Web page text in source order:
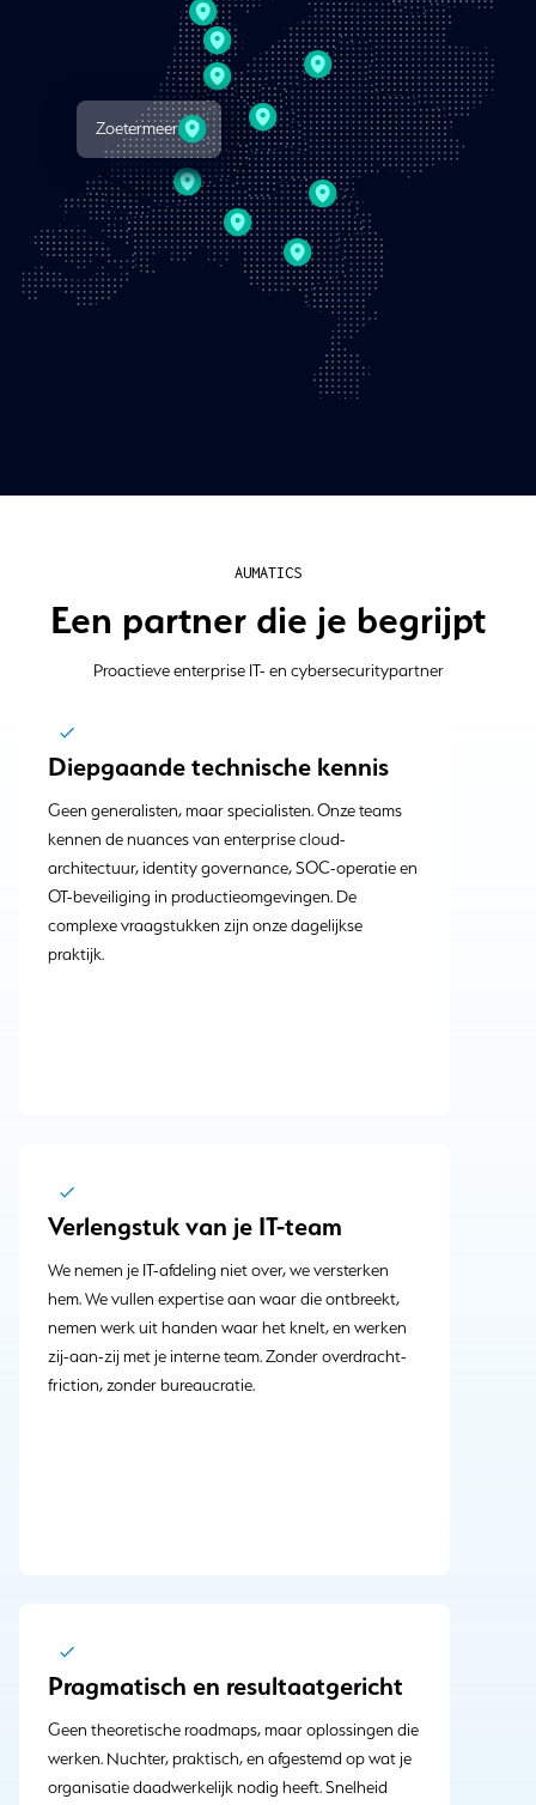
Zoetermeer
AUMATICS
Een partner die je begrijpt
Proactieve enterprise IT- en cybersecuritypartner
Diepgaande technische kennis
Geen generalisten, maar specialisten. Onze teams
kennen de nuances van enterprise cloud-
architectuur, identity governance, SOC-operatie en
OT-beveiliging in productieomgevingen. De
complexe vraagstukken zijn onze dagelijkse
praktijk.
Verlengstuk van je IT-team
We nemen je IT-afdeling niet over, we versterken
hem. We vullen expertise aan waar die ontbreekt,
nemen werk uit handen waar het knelt, en werken
zij-aan-zij met je interne team. Zonder overdracht-
friction, zonder bureaucratie.
Pragmatisch en resultaatgericht
Geen theoretische roadmaps, maar oplossingen die
werken. Nuchter, praktisch, en afgestemd op wat je
organisatie daadwerkelijk nodig heeft. Snelheid